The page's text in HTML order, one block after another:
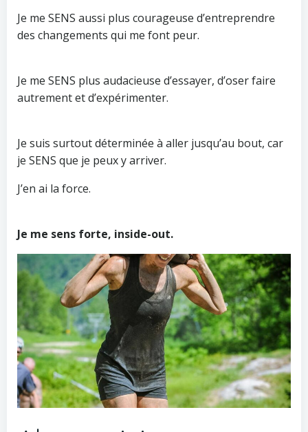
Je me SENS aussi plus courageuse d’entreprendre
des changements qui me font peur.
Je me SENS plus audacieuse d’essayer, d’oser faire
autrement et d’expérimenter.
Je suis surtout déterminée à aller jusqu’au bout, car
je SENS que je peux y arriver.
J’en ai la force.
Je me sens forte, inside-out.